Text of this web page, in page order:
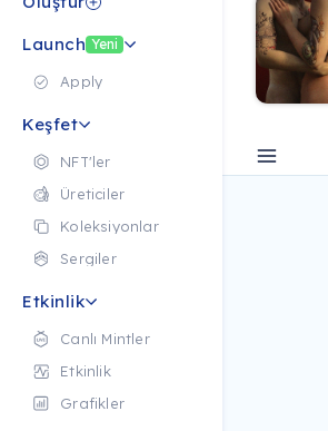
Launch Yeni
Apply
Keşfet
NFT'ler
Üreticiler
Koleksiyonlar
Sergiler
Etkinlik
Canlı Mintler
Etkinlik
Grafikler